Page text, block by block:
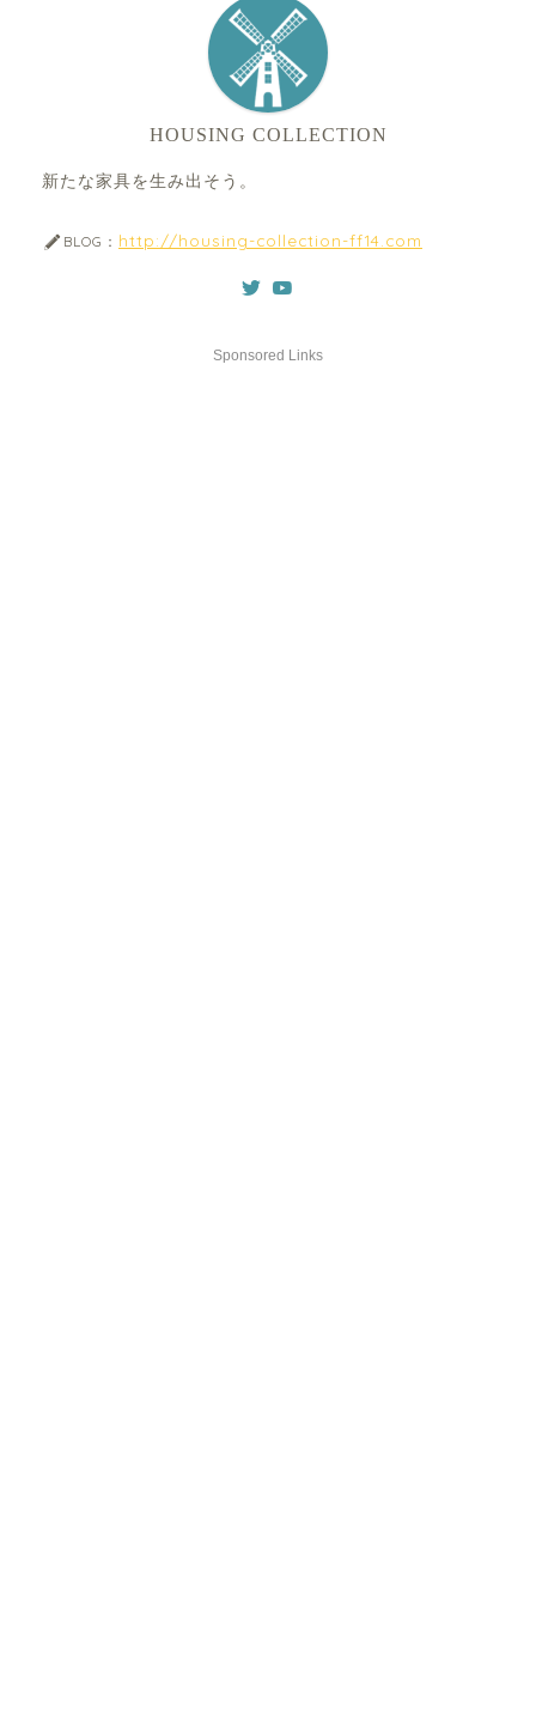
HOUSING COLLECTION
新たな家具を生み出そう。
BLOG： http://housing-collection-ff14.com
Sponsored Links